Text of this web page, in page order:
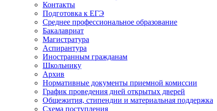
Контакты
Подготовка к ЕГЭ
Среднее профессиональное образование
Бакалавриат
Магистратура
Аспирантура
Иностранным гражданам
Школьнику
Архив
Нормативные документы приемной комиссии
График проведения дней открытых дверей
Общежития, стипендии и материальная поддержка
Схема поступления